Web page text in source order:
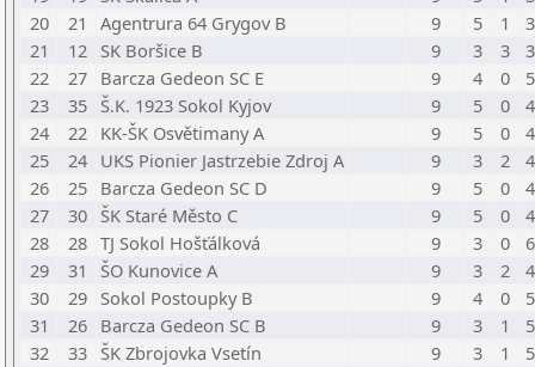
20
21 Agentrura 64 Grygov B 9 5 1
3
21
12 SK Boršice B 9 3 3
3
22
27 Barcza Gedeon SC E 9 4 0
5
23
35 Š.K. 1923 Sokol Kyjov 9 5 0
4
24
22 KK-ŠK Osvětimany A 9 5 0
4
25
24 UKS Pionier Jastrzebie Zdroj A 9 3 2
4
26
25 Barcza Gedeon SC D 9 5 0
4
27
30 ŠK Staré Město C 9 5 0
4
28
28 TJ Sokol Hošťálková 9 3 0
6
29
31 ŠO Kunovice A 9 3 2
4
30
29 Sokol Postoupky B 9 4 0
5
31
26 Barcza Gedeon SC B 9 3 1
5
32
33 ŠK Zbrojovka Vsetín 9 3 1
5